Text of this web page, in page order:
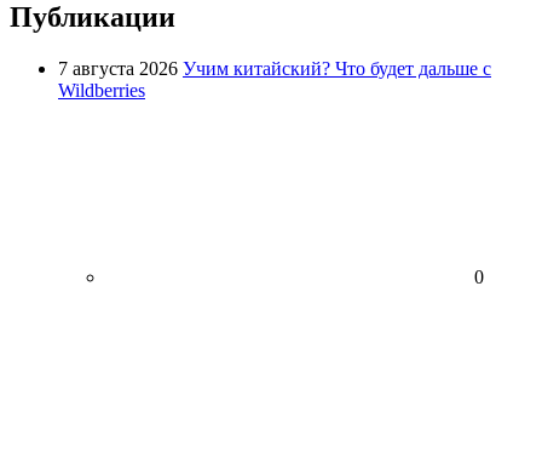
Публикации
7 августа 2026 Учим китайский? Что будет дальше с
Wildberries
0